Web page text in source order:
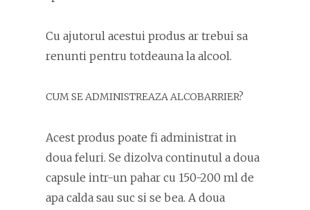
Cu ajutorul acestui produs ar trebui sa
renunti pentru totdeauna la alcool.
CUM SE ADMINISTREAZA ALCOBARRIER?
Acest produs poate fi administrat in
doua feluri. Se dizolva continutul a doua
capsule intr-un pahar cu 150-200 ml de
apa calda sau suc si se bea. A doua